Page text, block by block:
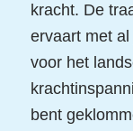
kracht. De
ervaart met
voor het
bent